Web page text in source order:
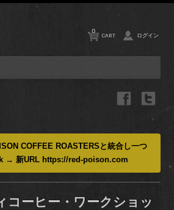
CART
0
ログイン
COFFEE ROASTERSと統合し一つ
→ 新URL https://red-poison.com
コーヒー・ワークショッ